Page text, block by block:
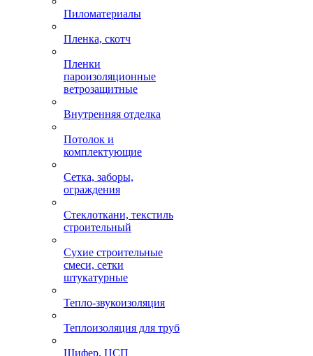
Пиломатериалы
Пленка, скотч
Пленки
пароизоляционные
ветрозащитные
Внутренняя отделка
Потолок и
комплектующие
Сетка, заборы,
ограждения
Стеклоткани, текстиль
строительный
Сухие строительные
смеси, сетки
штукатурные
Тепло-звукоизоляция
Теплоизоляция для труб
Шифер, ЦСП